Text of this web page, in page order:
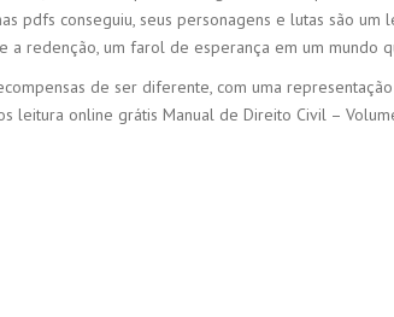
pdfs conseguiu, seus personagens e lutas são
a redenção, um farol de esperança em um mundo
de ser diferente, com uma
leitura online grátis Manual de Direito Civil –